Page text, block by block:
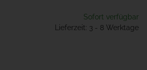
Sofort verfügbar
Lieferzeit: 3 - 8 Werktage